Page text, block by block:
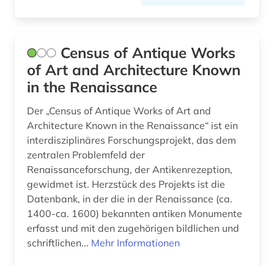
Census of Antique Works
of Art and Architecture Known
in the Renaissance
Der „Census of Antique Works of Art and
Architecture Known in the Renaissance“ ist ein
interdisziplinäres Forschungsprojekt, das dem
zentralen Problemfeld der
Renaissanceforschung, der Antikenrezeption,
gewidmet ist. Herzstück des Projekts ist die
Datenbank, in der die in der Renaissance (ca.
1400-ca. 1600) bekannten antiken Monumente
erfasst und mit den zugehörigen bildlichen und
schriftlichen... Mehr Informationen